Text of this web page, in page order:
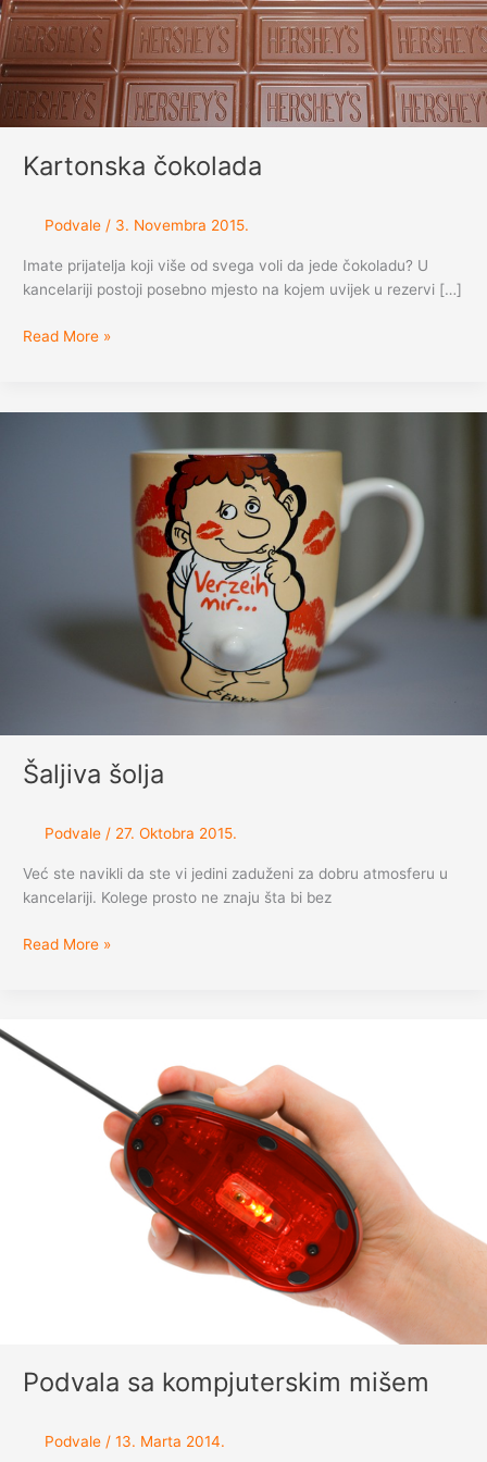
Kartonska čokolada
Podvale/ 3. Novembra 2015.
Imate prijatelja koji više od svega voli da jede čokoladu? U
kancelariji postoji posebno mjesto na kojem uvijek u rezervi […]
Kartonska
Read More »
Šaljiva šolja
Podvale/ 27. Oktobra 2015.
Već ste navikli da ste vi jedini zaduženi za dobru atmosferu u
kancelariji. Kolege prosto ne znaju šta bi bez
Šaljiva
Read More »
Podvala sa kompjuterskim mišem
Podvale/ 13. Marta 2014.